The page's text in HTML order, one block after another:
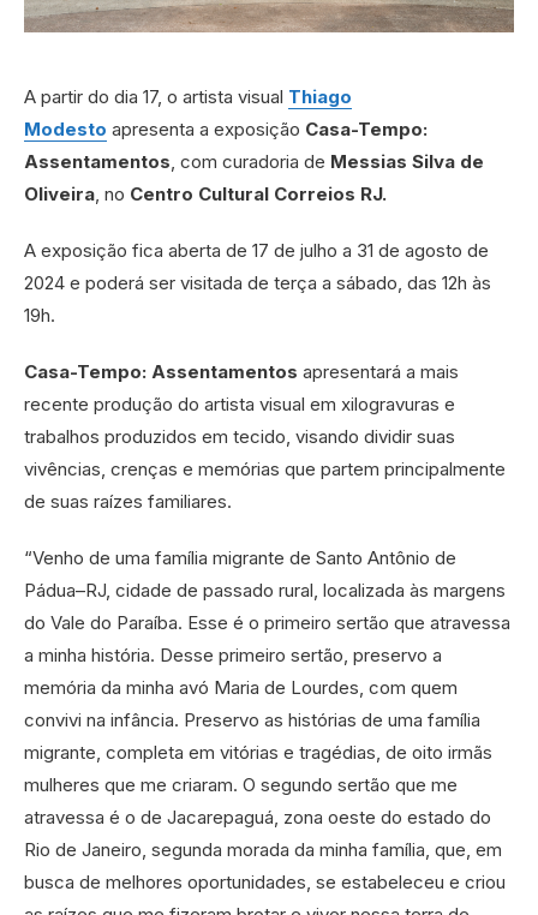
A partir do dia 17, o artista visual Thiago
Modesto apresenta a exposição Casa-Tempo:
Assentamentos , com curadoria de Messias Silva de
Oliveira , no Centro Cultural Correios RJ.
A exposição fica aberta de 17 de julho a 31 de agosto de
2024 e poderá ser visitada de terça a sábado, das 12h às
19h.
Casa-Tempo: Assentamentos apresentará a mais
recente produção do artista visual em xilogravuras e
trabalhos produzidos em tecido, visando dividir suas
vivências, crenças e memórias que partem principalmente
de suas raízes familiares.
“Venho de uma família migrante de Santo Antônio de
Pádua–RJ, cidade de passado rural, localizada às margens
do Vale do Paraíba. Esse é o primeiro sertão que atravessa
a minha história. Desse primeiro sertão, preservo a
memória da minha avó Maria de Lourdes, com quem
convivi na infância. Preservo as histórias de uma família
migrante, completa em vitórias e tragédias, de oito irmãs
mulheres que me criaram. O segundo sertão que me
atravessa é o de Jacarepaguá, zona oeste do estado do
Rio de Janeiro, segunda morada da minha família, que, em
busca de melhores oportunidades, se estabeleceu e criou